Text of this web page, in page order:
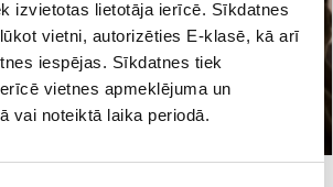
izvietotas lietotāja ierīcē. Sīkdatnes
vietni, autorizēties E-klasē, kā arī
iespējas. Sīkdatnes tiek
vietnes apmeklējuma un
vai noteiktā laika periodā.